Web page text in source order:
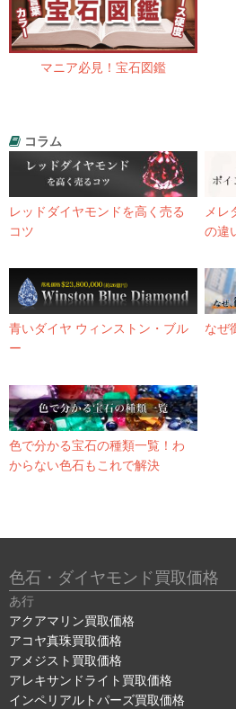
マニア必見！宝石図鑑
コラム
レッドダイヤモンドを高く売る
コツ
メレ
の違
青いダイヤ ウィンストン・ブル
ー
なぜ
色で分かる宝石の種類一覧！わ
からない色石もこれで解決
色石・ダイヤモンド買取価格
あ行
アクアマリン買取価格
アコヤ真珠買取価格
アメジスト買取価格
アレキサンドライト買取価格
インペリアルトパーズ買取価格